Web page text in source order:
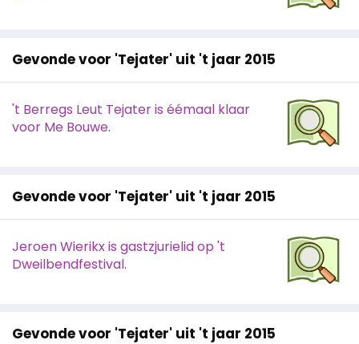
Gevonde voor 'Tejater' uit 't jaar 2015
't Berregs Leut Tejater is éémaal klaar
voor Me Bouwe.
Gevonde voor 'Tejater' uit 't jaar 2015
Jeroen Wierikx is gastzjurielid op 't
Dweilbendfestival.
Gevonde voor 'Tejater' uit 't jaar 2015